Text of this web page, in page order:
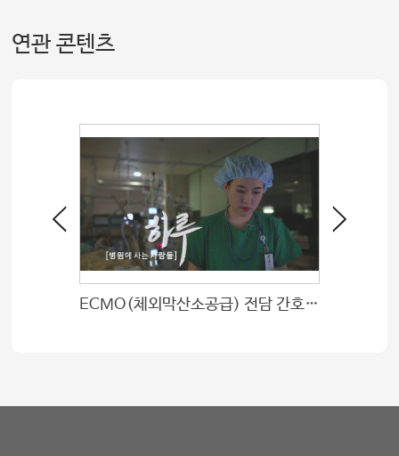
연관 콘텐츠
ECMO(체외막산소공급) 전담 간호사의 하루